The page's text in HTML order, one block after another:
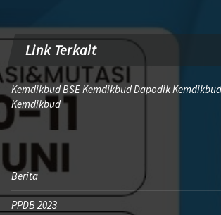
Link Terkait
Kemdikbud BSE Kemdikbud Dapodik
Kemdikbud
Berita
PPDB 2023